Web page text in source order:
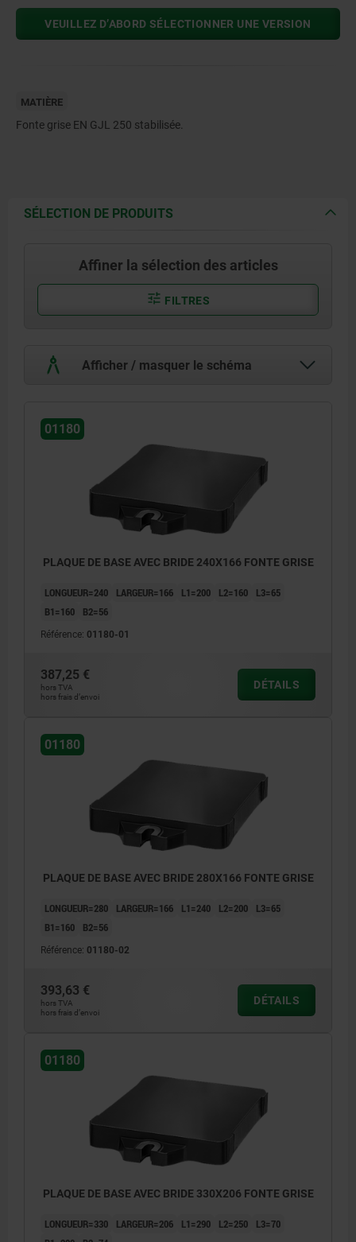
VEUILLEZ D’ABORD SÉLECTIONNER UNE VERSION
MATIÈRE
Fonte grise EN GJL 250 stabilisée.
SÉLECTION DE PRODUITS
Affiner la sélection des articles
FILTRES
Afficher / masquer le schéma
01180
PLAQUE DE BASE AVEC BRIDE 240X166 FONTE GRISE
LONGUEUR=240 LARGEUR=166 L1=200 L2=160
L3=65
B1=160
B2=56
Référence: 01180-01
387,25 €
hors TVA
hors frais d’envoi
DÉTAILS
01180
PLAQUE DE BASE AVEC BRIDE 280X166 FONTE GRISE
LONGUEUR=280 LARGEUR=166 L1=240 L2=200
L3=65
B1=160
B2=56
Référence: 01180-02
393,63 €
hors TVA
hors frais d’envoi
DÉTAILS
01180
PLAQUE DE BASE AVEC BRIDE 330X206 FONTE GRISE
LONGUEUR=330 LARGEUR=206 L1=290 L2=250
L3=70